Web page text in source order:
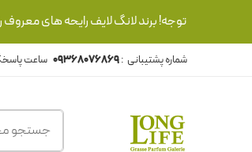
توجه! برند لانگ لایف رایحه های
شماره پشتیبانی :09368076869